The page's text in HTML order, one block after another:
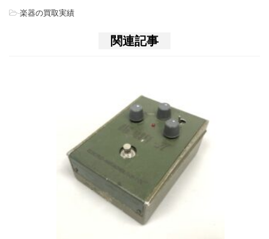
-楽器の買取実績
関連記事